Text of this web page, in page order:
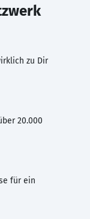
zu Dir
20.000
für ein